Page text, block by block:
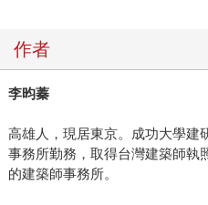
作者
李昀蓁
高雄人，現居東京。成功大學建
事務所勤務，取得台灣建築師執
的建築師事務所。